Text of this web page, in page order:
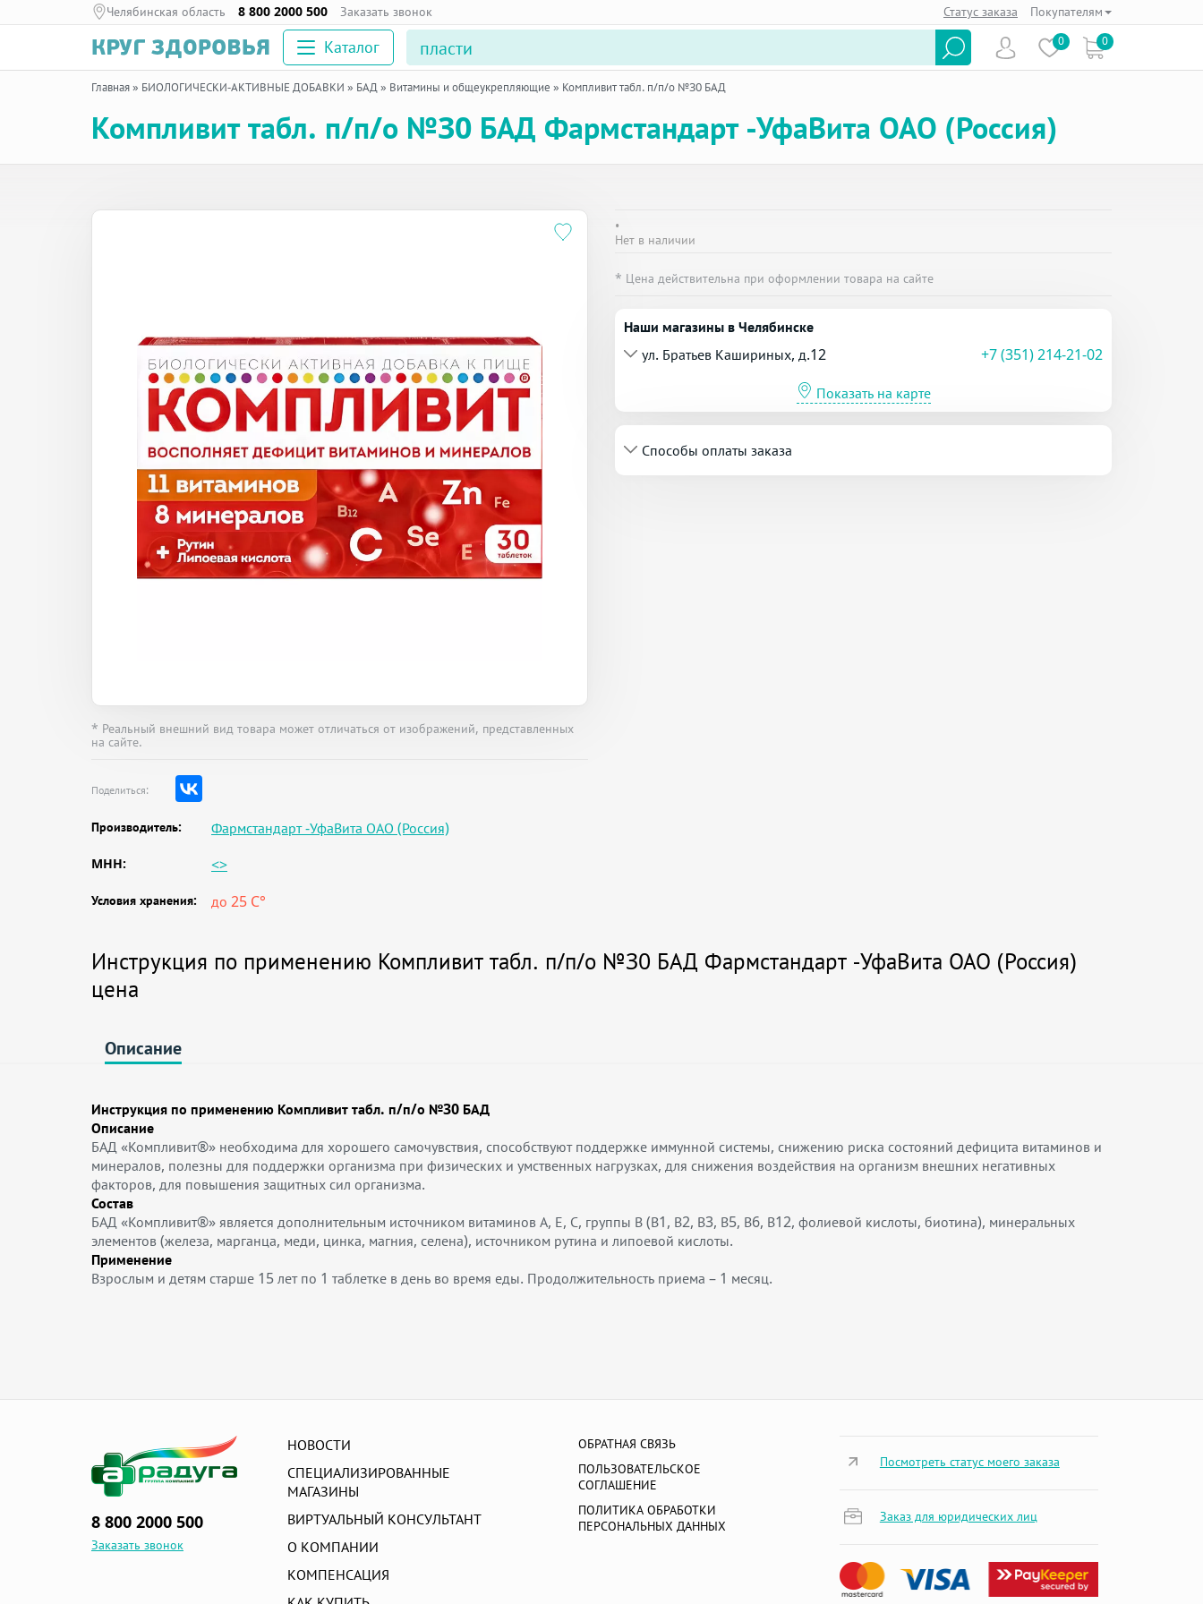
Челябинская область 8 800 2000 500 Заказать звонок Статус заказа Покупателям
Каталог 0 0
Главная» БИОЛОГИЧЕСКИ-АКТИВНЫЕ ДОБАВКИ » БАД» Витамины и общеукрепляющие » Компливит табл. п/п/о №30 БАД
Компливит табл. п/п/о №30 БАД Фармстандарт -УфаВита ОАО (Россия)
* Реальный внешний вид товара может отличаться от изображений, представленных
на сайте.
Поделиться:
Производитель: Фармстандарт -УфаВита ОАО (Россия)
MHH: <>
Условия хранения: до 25 C°
•
Нет в наличии
* Цена действительна при оформлении товара на сайте
Наши магазины в Челябинске
ул. Братьев Кашириных, д.12
+7 (351) 214-21-02
Показать на карте
Способы оплаты заказа
Инструкция по применению Компливит табл. п/п/о №30 БАД Фармстандарт -УфаВита ОАО (Россия)
цена
Описание
Инструкция по применению Компливит табл. п/п/о №30 БАД
Описание
БАД «Компливит®» необходима для хорошего самочувствия, способствуют поддержке иммунной системы, снижению риска состояний дефицита витаминов и
минералов, полезны для поддержки организма при физических и умственных нагрузках, для снижения воздействия на организм внешних негативных
факторов, для повышения защитных сил организма.
Состав
БАД «Компливит®» является дополнительным источником витаминов А, Е, С, группы В (В1, В2, В3, В5, В6, В12, фолиевой кислоты, биотина), минеральных
элементов (железа, марганца, меди, цинка, магния, селена), источником рутина и липоевой кислоты.
Применение
Взрослым и детям старше 15 лет по 1 таблетке в день во время еды. Продолжительность приема – 1 месяц.
8 800 2000 500
Заказать звонок
НОВОСТИ
СПЕЦИАЛИЗИРОВАННЫЕ
МАГАЗИНЫ
ВИРТУАЛЬНЫЙ КОНСУЛЬТАНТ
О КОМПАНИИ
КОМПЕНСАЦИЯ
ОБРАТНАЯ СВЯЗЬ
ПОЛЬЗОВАТЕЛЬСКОЕ
СОГЛАШЕНИЕ
ПОЛИТИКА ОБРАБОТКИ
ПЕРСОНАЛЬНЫХ ДАННЫХ
Посмотреть статус моего заказа
Заказ для юридических лиц